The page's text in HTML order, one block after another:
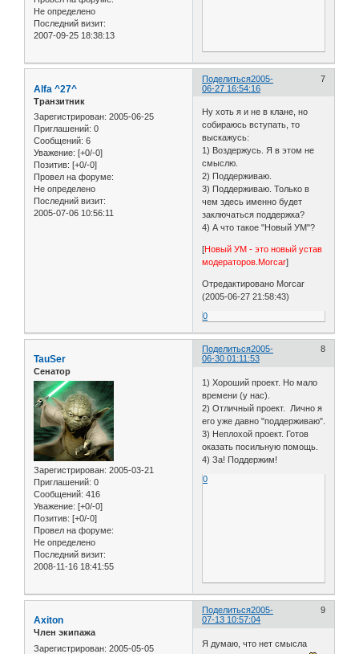
Не определено
Последний визит:
2007-09-25 18:38:13
Поделиться 7
2005-
06-27 16:54:16
Alfa ^27^
Транзитник
Зарегистрирован: 2005-06-25
Приглашений: 0
Сообщений: 6
Уважение: [+0/-0]
Позитив: [+0/-0]
Провел на форуме:
Не определено
Последний визит:
2005-07-06 10:56:11
Ну хоть я и не в клане, но
собираюсь вступать, то
выскажусь:
1) Воздержусь. Я в этом не
смыслю.
2) Поддерживаю.
3) Поддерживаю. Только в
чем здесь именно будет
заключаться поддержка?
4) А что такое "Новый УМ"?
[Новый УМ - это новый устав
модераторов.Morcar]
Отредактировано Morcar
(2005-06-27 21:58:43)
0
Поделиться 8
2005-
06-30 01:11:53
TauSer
Сенатор
Зарегистрирован: 2005-03-21
Приглашений: 0
Сообщений: 416
Уважение: [+0/-0]
Позитив: [+0/-0]
Провел на форуме:
Не определено
Последний визит:
2008-11-16 18:41:55
1) Хороший проект. Но мало
времени (у нас).
2) Отличный проект. Лично я
его уже давно "поддерживаю".
3) Неплохой проект. Готов
оказать посильную помощь.
4) За! Поддержим!
0
Поделиться 9
2005-
07-13 10:57:04
Axiton
Член экипажа
Зарегистрирован: 2005-05-05
Я думаю, что нет смысла